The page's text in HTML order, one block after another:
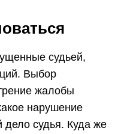
судьей,
Выбор
жалобы
нарушение
судья. Куда же